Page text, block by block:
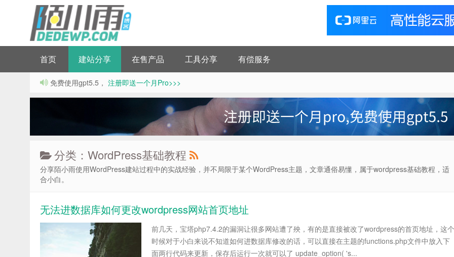
首页 建站分享 在售产品 工具分享 有偿服务
免费使用gpt5.5， 注册即送一个月Pro>>>
分类：WordPress基础教程
分享陌小雨使用WordPress建站过程中的实战经验，并不局限于某个WordPress主题，文章通俗易懂，属于wordpress基础教程，适
合小白。
无法进数据库如何更改wordpress网站首页地址
前几天，宝塔php7.4.2的漏洞让很多网站遭了殃，有的是直接被改了wordpress的首页地址，这个
时候对于小白来说不知道如何进数据库修改的话，可以直接在主题的functions.php文件中放入下
面两行代码来更新，保存后运行一次就可以了 update_option( 's...